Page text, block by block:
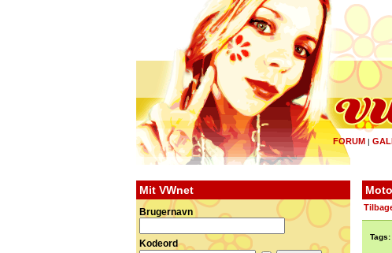
FORUM |
Mit VWnet
Brugernavn
Kodeord
Tags: